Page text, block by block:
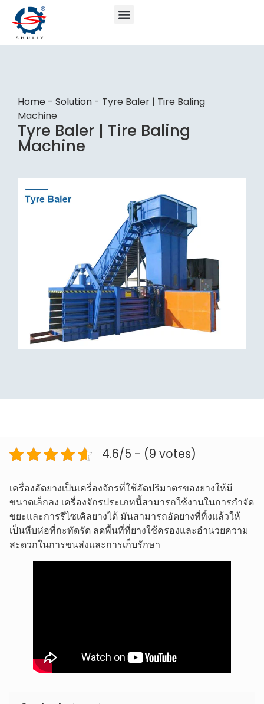
Home - Solution - Tyre Baler | Tire Baling
Machine
Tyre Baler | Tire Baling
Machine
4.6/5 - (9 votes)
เครื่องอัดยางเป็นเครื่องจักรที่ใช้อัดปริมาตรของยางให้มี
ขนาดเล็กลง เครื่องจักรประเภทนี้สามารถใช้งานในการกำจัด
ขยะและการรีไซเคิลยางได้ มันสามารถอัดยางที่ทิ้งแล้วให้
เป็นหีบห่อที่กะทัดรัด ลดพื้นที่ที่ยางใช้ครองและอำนวยความ
สะดวกในการขนส่งและการเก็บรักษา